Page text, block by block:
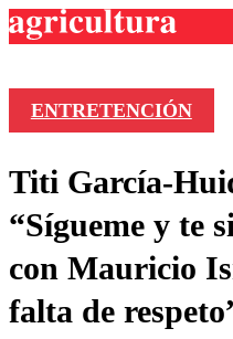
Frecuencias
Agricultura
Deportes
Colo Colo
Motor
Vida Social
ENTRETENCIÓN
Titi García-
“Sígueme y te
con Mauricio
falta de